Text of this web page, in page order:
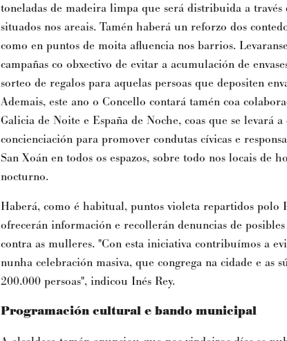
toneladas de madeira limpa que será distribuida a
situados nos areais. Tamén haberá un reforzo dos
como en puntos de moita afluencia nos barrios.
campañas co obxectivo de evitar a acumulación de
sorteo de regalos para aquelas persoas que depositen
Ademais, este ano o Concello contará tamén coa
Galicia de Noite e España de Noche, coas que se levará
concienciación para promover condutas cívicas e
San Xoán en todos os espazos, sobre todo nos locais de
nocturno.
Haberá, como é habitual, puntos violeta repartidos polo
ofrecerán información e recollerán denuncias de
contra as mulleres. "Con esta iniciativa contribuímos a
nunha celebración masiva, que congrega na cidade e as
200.000 persoas", indicou Inés Rey.
Programación cultural e bando municipal